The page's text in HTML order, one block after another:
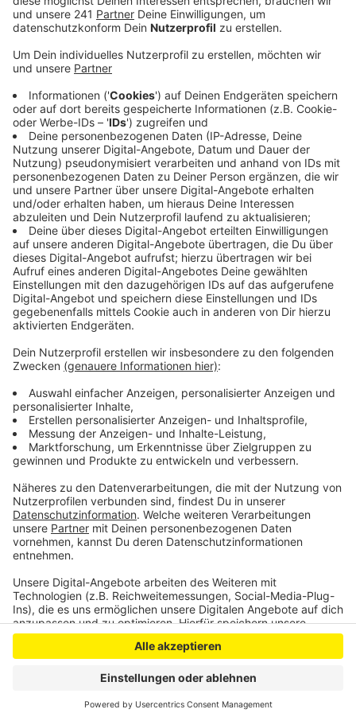
Anzeige
Anzeige
Die heißt „Potz Blitz! Die Stromwerkstatt“ und gibt
Grundschullehrern Tipps, Infos und Übungen rund um
das Thema Elektrizität an die Hand. Dabei soll
digitales und analoges Lernen spielerisch miteinander
verbunden werden –gerade in Zeiten von
geschlossenen Schulen und Digitalunterricht.
Die Kinder können die App alleine erkunden und nutzen,
die Lehrer können und sollen die dargestellten
Übungen und Lerninhalte aber auch begleiten. Die App
wurde von der Stiftung „Haus der kleinen Forscher“
gemeinsam mit Lehrern für Kinder der 3. Und 4 Klasse
entwickelt, und ist ab sofort kostenlos in allen App-
Stores verfügbar.
Ansprechpartner zum "Haus der kleinen Forscher" in
Leverkusen sind beim Kommunalen Bildungsbüro
Renate MüllerundAyleen Köstervom Evangelischen
Familien und Erwachsenenbildungswerk.
Anzeige
Anzeige